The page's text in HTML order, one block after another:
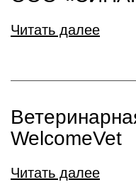
Читать далее
WelcomeVet
Читать далее